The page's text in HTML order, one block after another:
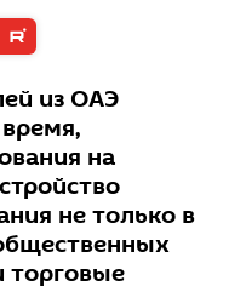
из ОАЭ
на
не только в
торговые